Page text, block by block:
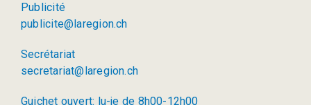
Publicité
publicite@laregion.ch
Secrétariat
secretariat@laregion.ch
Guichet ouvert: lu-je de 8h00-12h00